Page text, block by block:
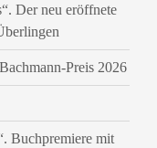
Der neu eröffnete
Preis 2026
Buchpremiere mit